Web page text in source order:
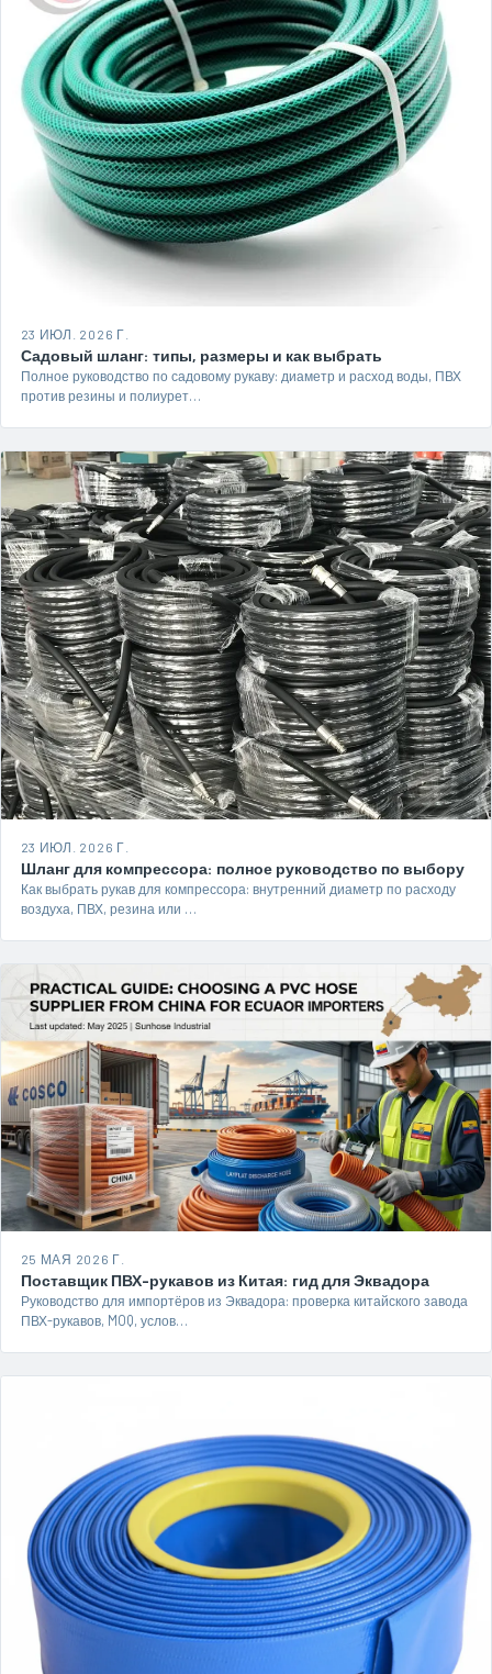
23 ИЮЛ. 2026 Г.
Садовый шланг: типы, размеры и как выбрать
Полное руководство по садовому рукаву: диаметр и расход воды, ПВХ
против резины и полиурет…
23 ИЮЛ. 2026 Г.
Шланг для компрессора: полное руководство по выбору
Как выбрать рукав для компрессора: внутренний диаметр по расходу
воздуха, ПВХ, резина или …
25 МАЯ 2026 Г.
Поставщик ПВХ-рукавов из Китая: гид для Эквадора
Руководство для импортёров из Эквадора: проверка китайского завода
ПВХ-рукавов, MOQ, услов…